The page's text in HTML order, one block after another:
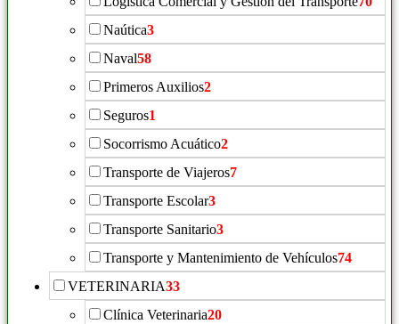
Naútica3
Naval58
Primeros Auxilios2
Seguros1
Socorrismo Acuático2
Transporte de Viajeros7
Transporte Escolar3
Transporte Sanitario3
Transporte y Mantenimiento de Vehículos74
VETERINARIA33
Clínica Veterinaria20